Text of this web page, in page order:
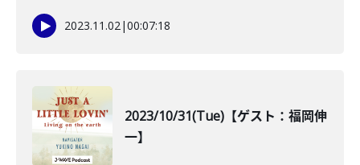
2023.11.02|00:07:18
2023/10/31(Tue)【ゲスト：福岡伸
一】